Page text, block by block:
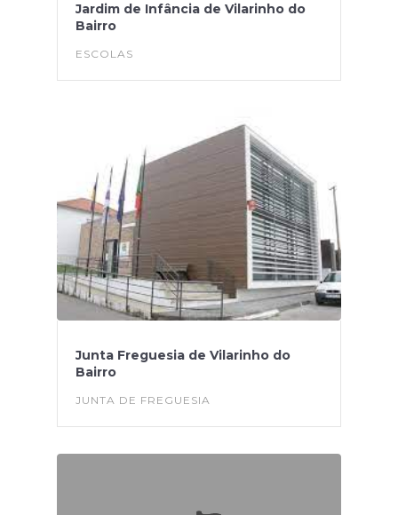
Jardim de Infância de Vilarinho do
Bairro
ESCOLAS
Junta Freguesia de Vilarinho do
Bairro
JUNTA DE FREGUESIA